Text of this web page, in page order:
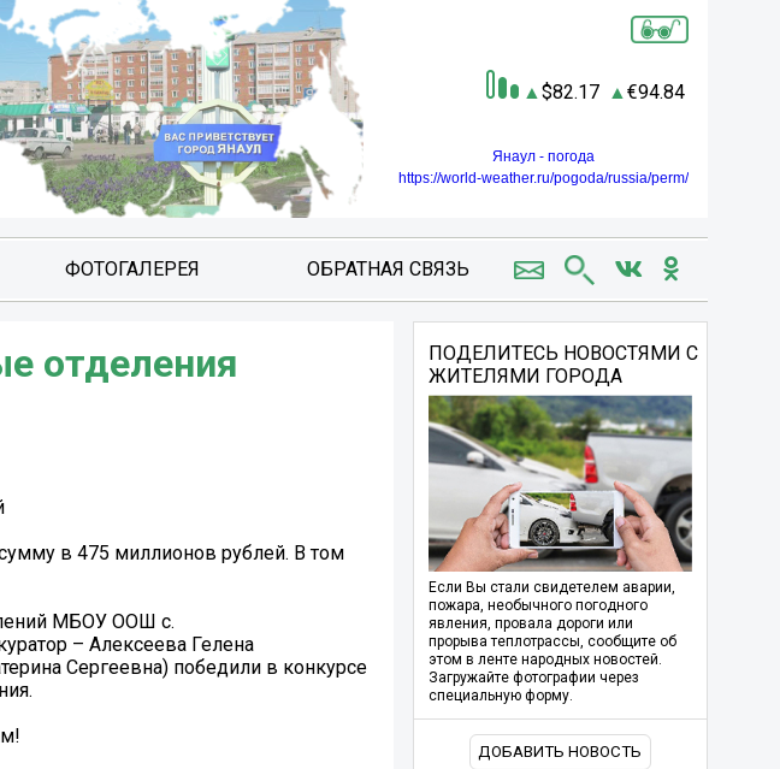
82.17 94.84
Янаул - погода
https://world-weather.ru/pogoda/russia/perm/
ФОТОГАЛЕРЕЯ ОБРАТНАЯ СВЯЗЬ
отделения
в 475 миллионов рублей. В том
МБОУ ООШ с.
– Алексеева Гелена
Сергеевна) победили в конкурсе
ПОДЕЛИТЕСЬ НОВОСТЯМИ С
ЖИТЕЛЯМИ ГОРОДА
Если Вы стали свидетелем аварии,
пожара, необычного погодного
явления, провала дороги или
прорыва теплотрассы, сообщите об
этом в ленте народных новостей.
Загружайте фотографии через
специальную форму.
ДОБАВИТЬ НОВОСТЬ